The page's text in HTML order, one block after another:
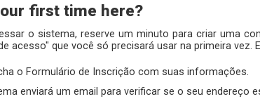
first time here?
o sistema, reserve um minuto para criar uma
acesso" que você só precisará usar na primeira vez.
o Formulário de Inscrição com suas informações.
enviará um email para verificar se o seu endereço